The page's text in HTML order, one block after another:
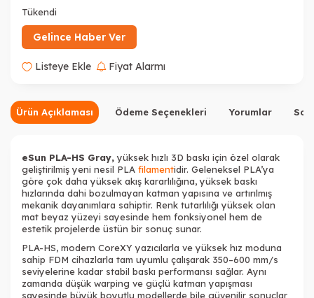
Tükendi Tükendi Tükendi
Tükendi
Tükendi
Gelince Haber Ver
Listeye Ekle Fiyat Alarmı
Ürün Açıklaması Ödeme Seçenekleri Yorumlar
eSun PLA-HS Gray,yüksek hızlı 3D baskı için özel olarak
geliştirilmiş yeni nesil PLA filamentidir. Geleneksel PLA’ya
göre çok daha yüksek akış kararlılığına, yüksek baskı
hızlarında dahi bozulmayan katman yapısına ve artırılmış
mekanik dayanımlara sahiptir. Renk tutarlılığı yüksek olan
mat beyaz yüzeyi sayesinde hem fonksiyonel hem de
estetik projelerde üstün bir sonuç sunar.
PLA-HS, modern CoreXY yazıcılarla ve yüksek hız moduna
sahip FDM cihazlarla tam uyumlu çalışarak 350–600 mm/s
seviyelerine kadar stabil baskı performansı sağlar. Aynı
zamanda düşük warping ve güçlü katman yapışması
sayesinde büyük boyutlu modellerde bile güvenilir sonuçlar